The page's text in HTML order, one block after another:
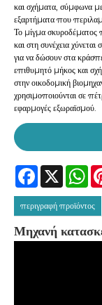
και σχήματα, σύμφωνα με
εξαρτήματα που
Το μίγμα σκυροδέματος
και στη συνέχεια
για να δώσουν στα
επιθυμητό μήκος και
στην οικοδομική
χρησιμοποιούνται σε
εφαρμογές εξωραϊσμού.
Facebook
X
περιγραφή προϊόντος
Μηχανή